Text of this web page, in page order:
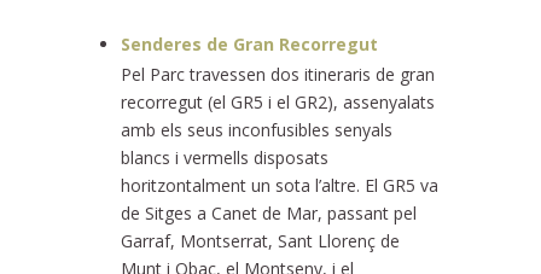
Senderes de Gran Recorregut
Pel Parc travessen dos itineraris de gran
recorregut (el GR5 i el GR2), assenyalats
amb els seus inconfusibles senyals
blancs i vermells disposats
horitzontalment un sota l’altre. El GR5 va
de Sitges a Canet de Mar, passant pel
Garraf, Montserrat, Sant Llorenç de
Munt i Obac, el Montseny, i el